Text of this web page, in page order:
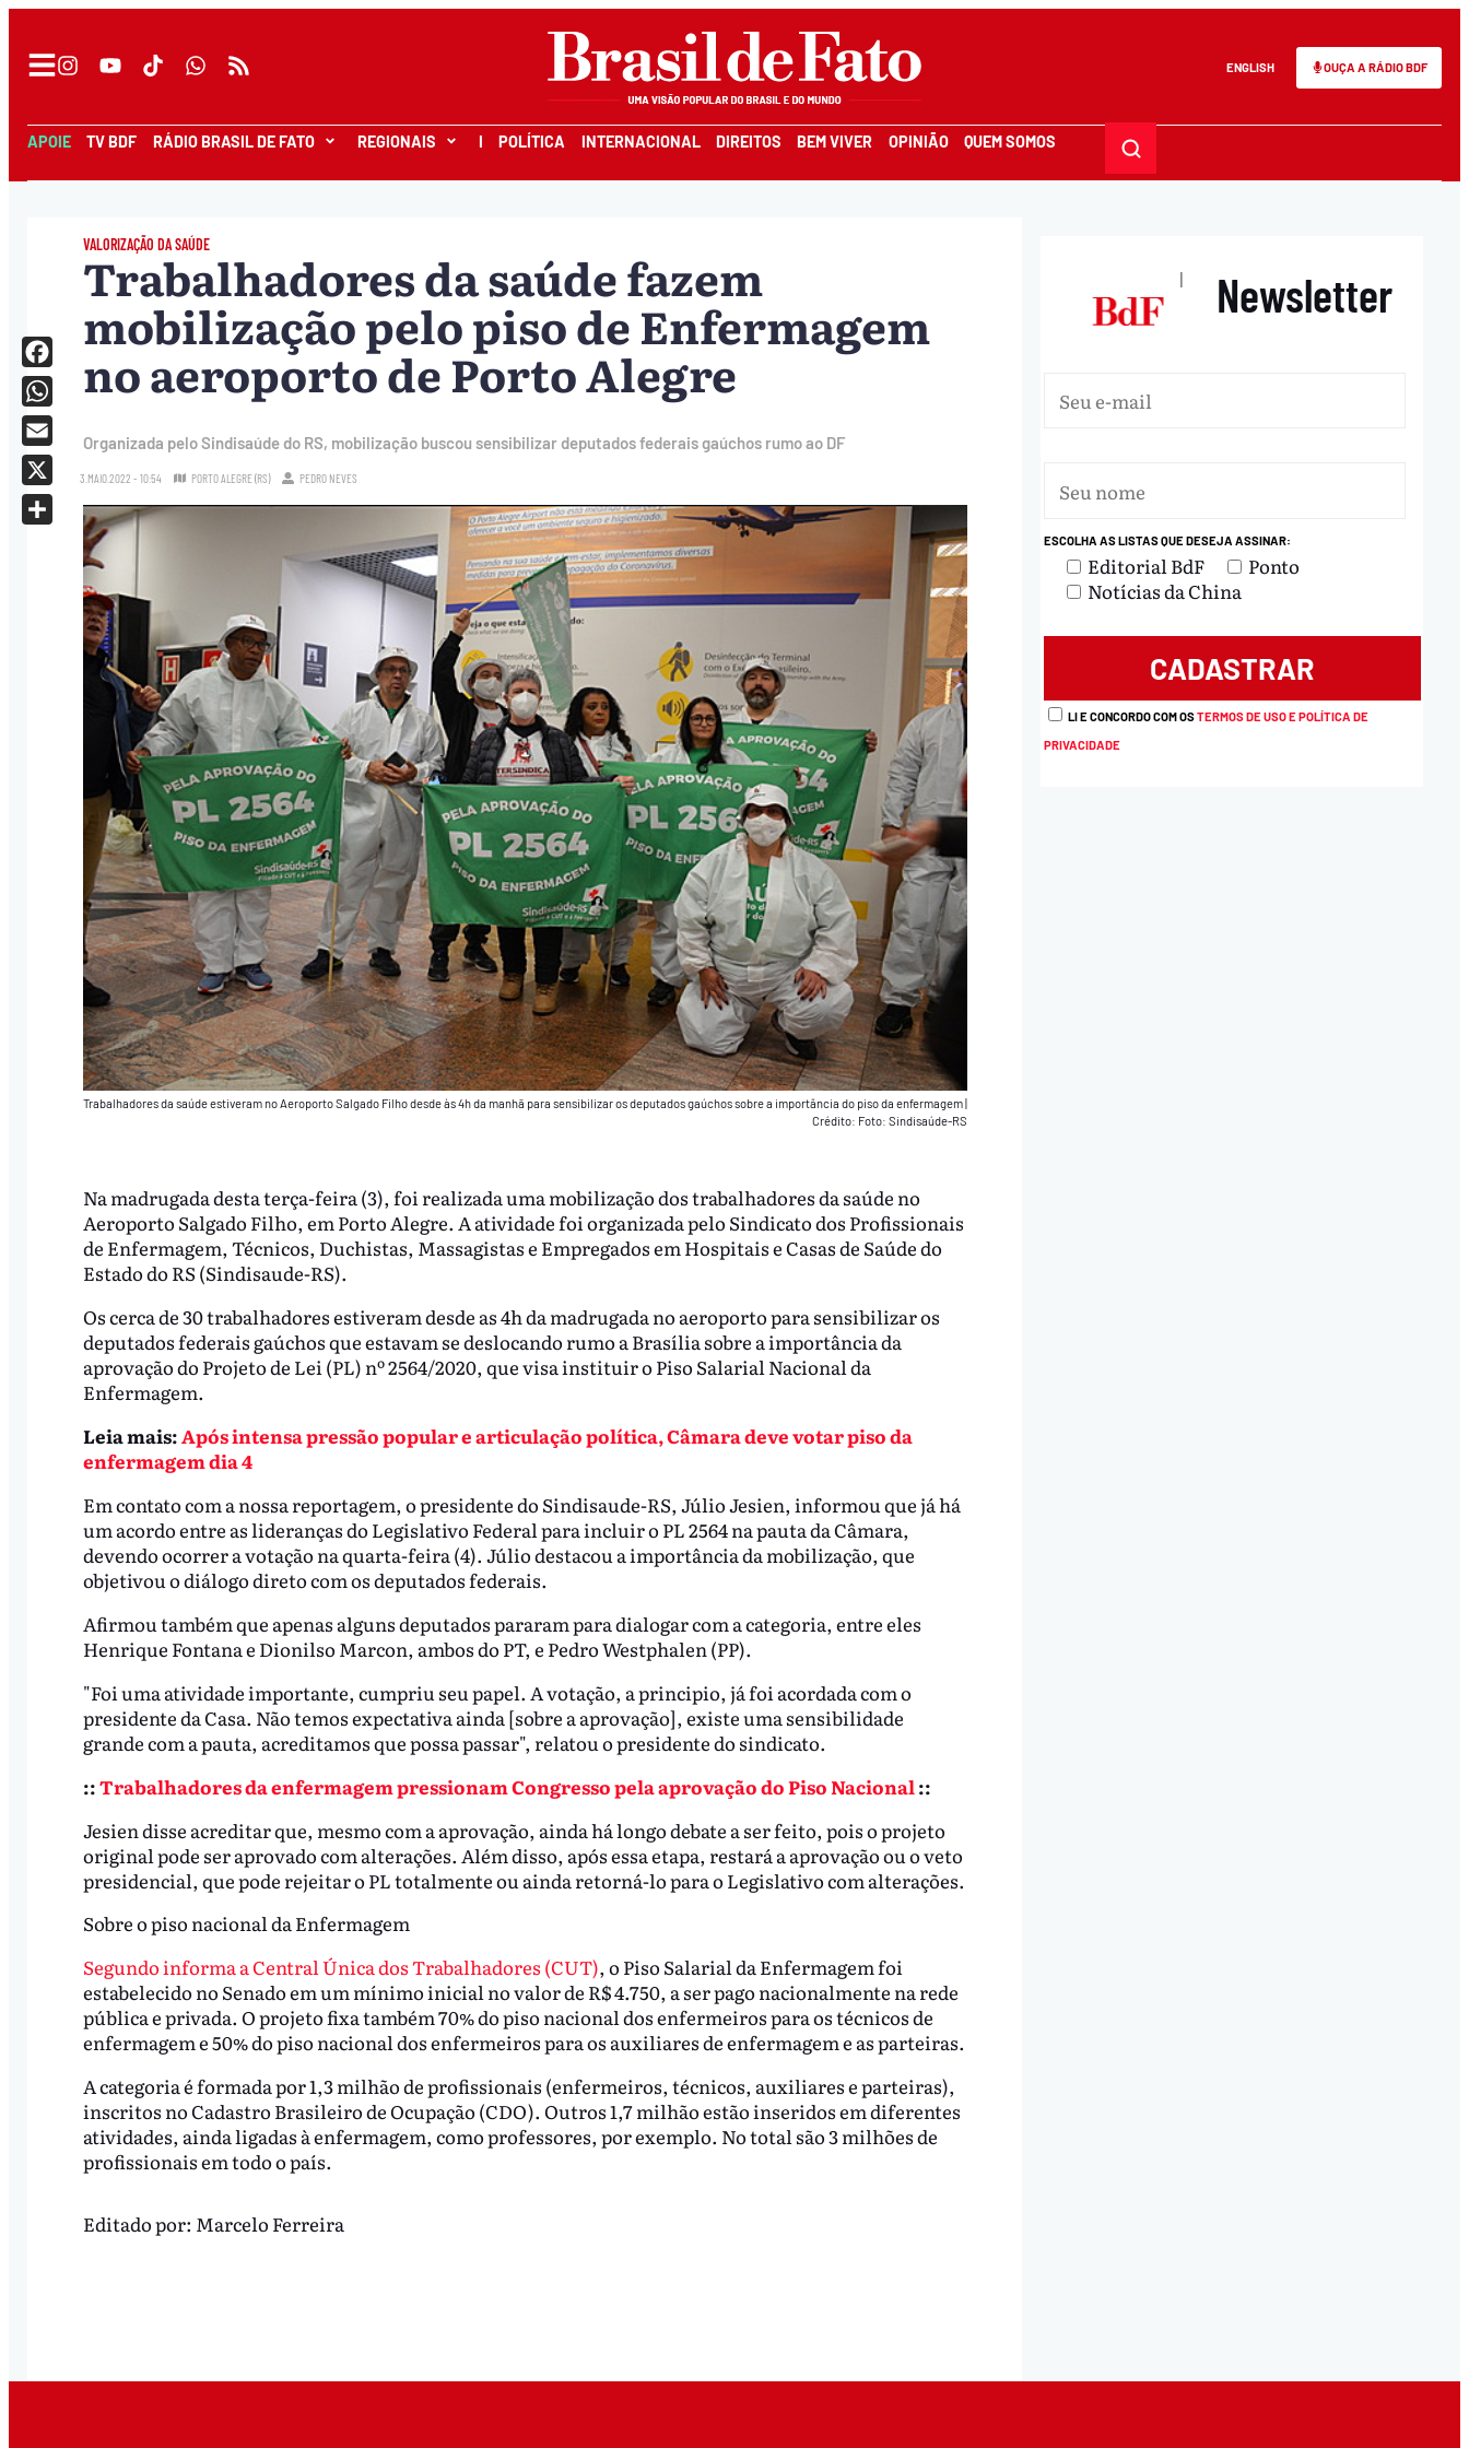
ENGLISH OUÇA A RÁDIO BDF
APOIE TV BDF RÁDIO BRASIL DE FATO REGIONAIS I POLÍTICA INTERNACIONAL DIREITOS BEM VIVER OPINIÃO QUEM SOMOS
VALORIZAÇÃO DA SAÚDE
Trabalhadores da saúde fazem
mobilização pelo piso de Enfermagem
no aeroporto de Porto Alegre
Organizada pelo Sindisaúde do RS, mobilização buscou sensibilizar deputados federais gaúchos rumo ao DF
3.MAIO.2022 - 10:54 PORTO ALEGRE (RS) PEDRO NEVES
Trabalhadores da saúde estiveram no Aeroporto Salgado Filho desde às 4h da manhã para sensibilizar os deputados gaúchos sobre a importância do piso da enfermagem|
Crédito: Foto: Sindisaúde-RS
Na madrugada desta terça-feira (3), foi realizada uma mobilização dos trabalhadores da saúde no
Aeroporto Salgado Filho, em Porto Alegre. A atividade foi organizada pelo Sindicato dos Profissionais
de Enfermagem, Técnicos, Duchistas, Massagistas e Empregados em Hospitais e Casas de Saúde do
Estado do RS (Sindisaude-RS).
Os cerca de 30 trabalhadores estiveram desde as 4h da madrugada no aeroporto para sensibilizar os
deputados federais gaúchos que estavam se deslocando rumo a Brasília sobre a importância da
aprovação do Projeto de Lei (PL) nº 2564/2020, que visa instituir o Piso Salarial Nacional da
Enfermagem.
Leia mais:Após intensa pressão popular e articulação política, Câmara deve votar piso da
enfermagem dia 4
Em contato com a nossa reportagem, o presidente do Sindisaude-RS, Júlio Jesien, informou que já há
um acordo entre as lideranças do Legislativo Federal para incluir o PL 2564 na pauta da Câmara,
devendo ocorrer a votação na quarta-feira (4). Júlio destacou a importância da mobilização, que
objetivou o diálogo direto com os deputados federais.
Afirmou também que apenas alguns deputados pararam para dialogar com a categoria, entre eles
Henrique Fontana e Dionilso Marcon, ambos do PT, e Pedro Westphalen (PP).
"Foi uma atividade importante, cumpriu seu papel. A votação, a principio, já foi acordada com o
presidente da Casa. Não temos expectativa ainda [sobre a aprovação], existe uma sensibilidade
grande com a pauta, acreditamos que possa passar", relatou o presidente do sindicato.
::Trabalhadores da enfermagem pressionam Congresso pela aprovação do Piso Nacional::
Jesien disse acreditar que, mesmo com a aprovação, ainda há longo debate a ser feito, pois o projeto
original pode ser aprovado com alterações. Além disso, após essa etapa, restará a aprovação ou o veto
presidencial, que pode rejeitar o PL totalmente ou ainda retorná-lo para o Legislativo com alterações.
Sobre o piso nacional da Enfermagem
Segundo informa a Central Única dos Trabalhadores (CUT), o Piso Salarial da Enfermagem foi
estabelecido no Senado em um mínimo inicial no valor de R$ 4.750, a ser pago nacionalmente na rede
pública e privada. O projeto fixa também 70% do piso nacional dos enfermeiros para os técnicos de
enfermagem e 50% do piso nacional dos enfermeiros para os auxiliares de enfermagem e as parteiras.
A categoria é formada por 1,3 milhão de profissionais (enfermeiros, técnicos, auxiliares e parteiras),
inscritos no Cadastro Brasileiro de Ocupação (CDO). Outros 1,7 milhão estão inseridos em diferentes
atividades, ainda ligadas à enfermagem, como professores, por exemplo. No total são 3 milhões de
profissionais em todo o país.
Facebook
WhatsApp
Email
X
Editado por: Marcelo Ferreira
| Newsletter
ESCOLHA AS LISTAS QUE DESEJA ASSINAR:
Editorial BdF
Ponto
Notícias da China
LI E CONCORDO COM OSTERMOS DE USO E POLÍTICA DE
PRIVACIDADE